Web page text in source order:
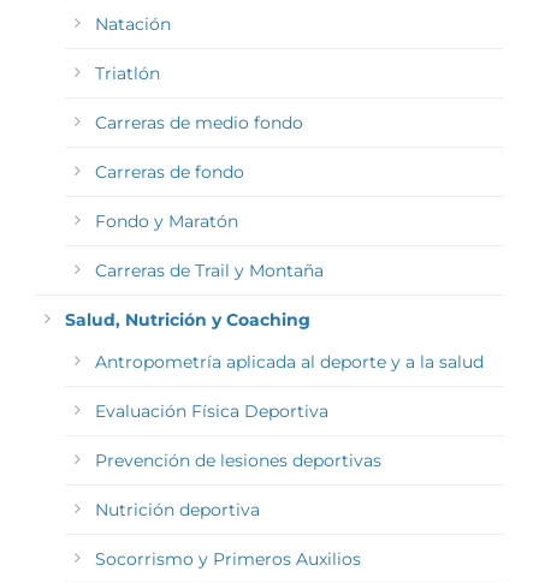
Natación
Triatlón
Carreras de medio fondo
Carreras de fondo
Fondo y Maratón
Carreras de Trail y Montaña
Salud, Nutrición y Coaching
Antropometría aplicada al deporte y a la salud
Evaluación Física Deportiva
Prevención de lesiones deportivas
Nutrición deportiva
Socorrismo y Primeros Auxilios